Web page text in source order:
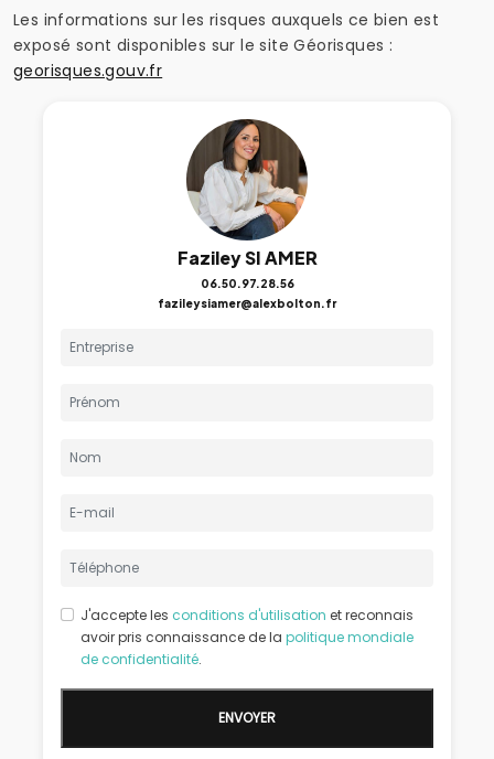
Les informations sur les risques auxquels ce bien est
exposé sont disponibles sur le site Géorisques :
georisques.gouv.fr
Faziley SI AMER
06.50.97.28.56
fazileysiamer@alexbolton.fr
J'accepte les conditions d'utilisation et reconnais
avoir pris connaissance de la politique mondiale
de confidentialité.